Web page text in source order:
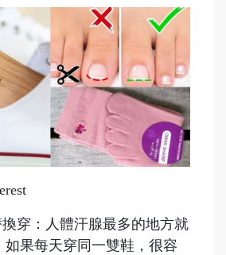
穿：人體汗腺最多的地方就
如果每天穿同一雙鞋，很容